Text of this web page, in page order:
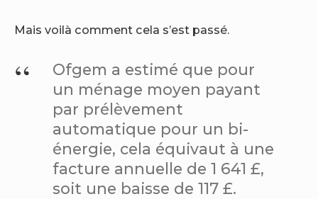
Mais voilà comment cela s’est passé.
Ofgem a estimé que pour
un ménage moyen payant
par prélèvement
automatique pour un bi-
énergie, cela équivaut à une
facture annuelle de 1 641 £,
soit une baisse de 117 £.